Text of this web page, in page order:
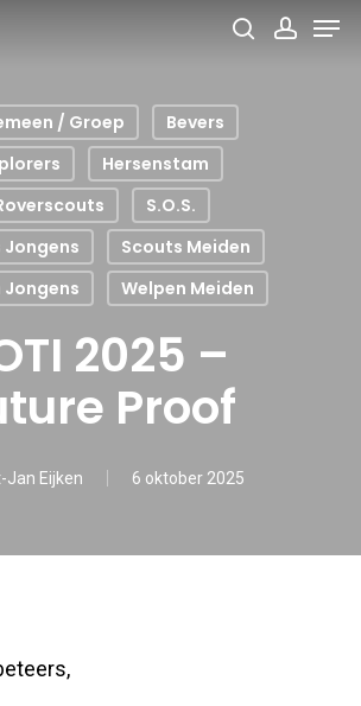
/ Groep
Bevers
Hersenstam
S.O.S.
Jongens
Scouts Meiden
Jongens
Welpen Meiden
2025 –
Proof
Jan Eijken 6 oktober 2025